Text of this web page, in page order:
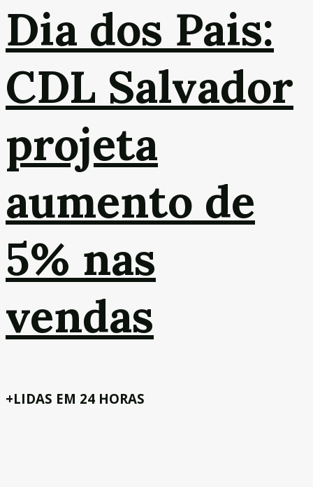
Dia dos Pais:
CDL Salvador
projeta
aumento de
5% nas
vendas
+LIDAS EM 24 HORAS